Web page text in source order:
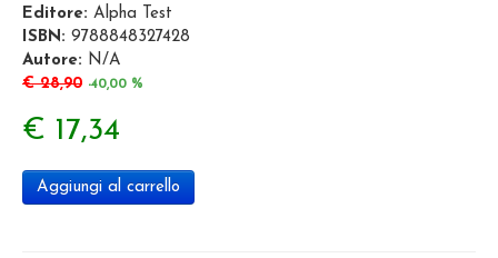
Editore: Alpha Test
ISBN: 9788848327428
Autore: N/A
€ 28,90 -40,00 %
€ 17,34
Aggiungi al carrello